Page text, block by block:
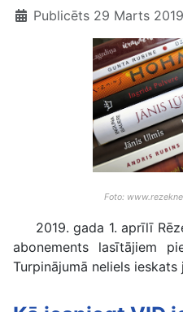
Publicēts 29 Marts 2019
Foto:
2019. gada 1. aprīlī
abonements lasītājiem
Turpinājumā neliels ieskats